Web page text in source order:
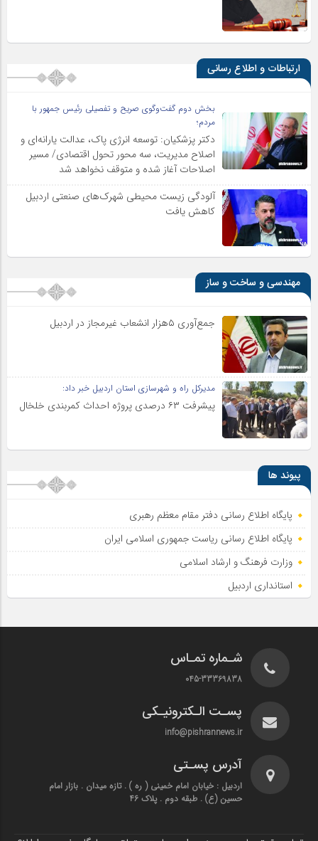
ارتباطات و اطلاع رسانی
بخش دوم گفت‌وگوی صریح و تفصیلی رئیس جمهور با
مردم؛
دکتر پزشکیان: توسعه انرژی پاک، عدالت یارانه‌ای و
اصلاح مدیریت، سه محور تحول اقتصادی/ مسیر
اصلاحات آغاز شده و متوقف نخواهد شد
آلودگی زیست محیطی شهرک‌های صنعتی اردبیل
کاهش یافت
مهندسی و ساخت و ساز
جمع‌آوری ۵هزار انشعاب غیرمجاز در اردبیل
مدیرکل راه و شهرسازی استان اردبیل خبر داد:
پیشرفت ۶۳ درصدی پروژه احداث کمربندی خلخال
پیوند ها
پایگاه اطلاع رسانی دفتر مقام معظم رهبری
پایگاه اطلاع‌ رسانی ریاست‌ جمهوری اسلامی ایران
وزارت فرهنگ و ارشاد اسلامی
استانداری اردبیل
شـماره تمـاس
045-33369838
پسـت الـکترونیـکی
info@pishrannews.ir
آدرس پسـتی
اردبیل : خیابان امام خمینی ( ره ) . تازه میدان . بازار امام
حسین (ع) . طبقه دوم . پلاک 46